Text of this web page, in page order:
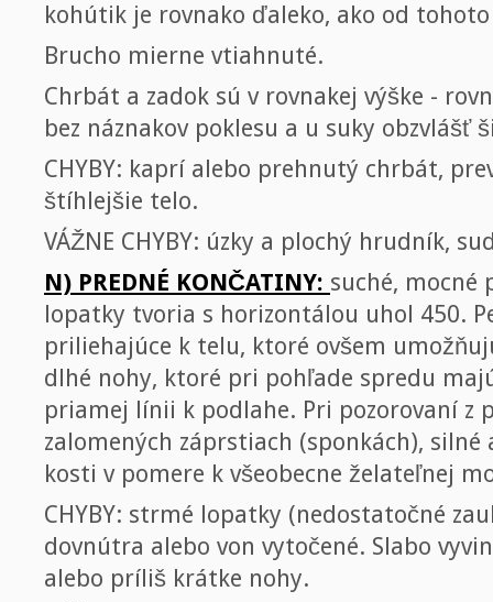
kohútik je rovnako ďaleko, ako od
Brucho mierne vtiahnuté.
Chrbát a zadok sú v rovnakej výške -
bez náznakov poklesu a u suky obzvlášť
CHYBY: kaprí alebo prehnutý chrbát,
štíhlejšie telo.
VÁŽNE CHYBY: úzky a plochý hrudník,
N) PREDNÉ KONČATINY: suché, mocné
lopatky tvoria s horizontálou uhol 450.
priliehajúce k telu, ktoré ovšem
dlhé nohy, ktoré pri pohľade spredu
priamej línii k podlahe. Pri pozorovaní z
zalomených záprstiach (sponkách),
kosti v pomere k všeobecne želateľnej
CHYBY: strmé lopatky (nedostatočné
dovnútra alebo von vytočené. Slabo
alebo príliš krátke nohy.